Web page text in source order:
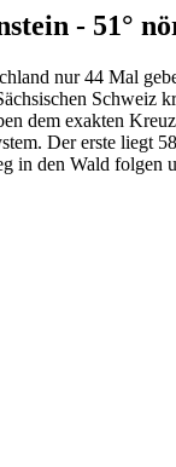
- 51°
nur 44 Mal
Schweiz
dem exakten
Der erste liegt
in den Wald